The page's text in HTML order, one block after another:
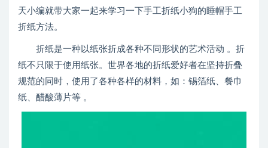
天小编就带大家一起来学习一下手工折纸小狗的睡帽手工
折纸方法。
折纸是一种以纸张折成各种不同形状的艺术活动 。折
纸不只限于使用纸张。世界各地的折纸爱好者在坚持折叠
规范的同时，使用了各种各样的材料，如：锡箔纸、餐巾
纸、醋酸薄片等 。